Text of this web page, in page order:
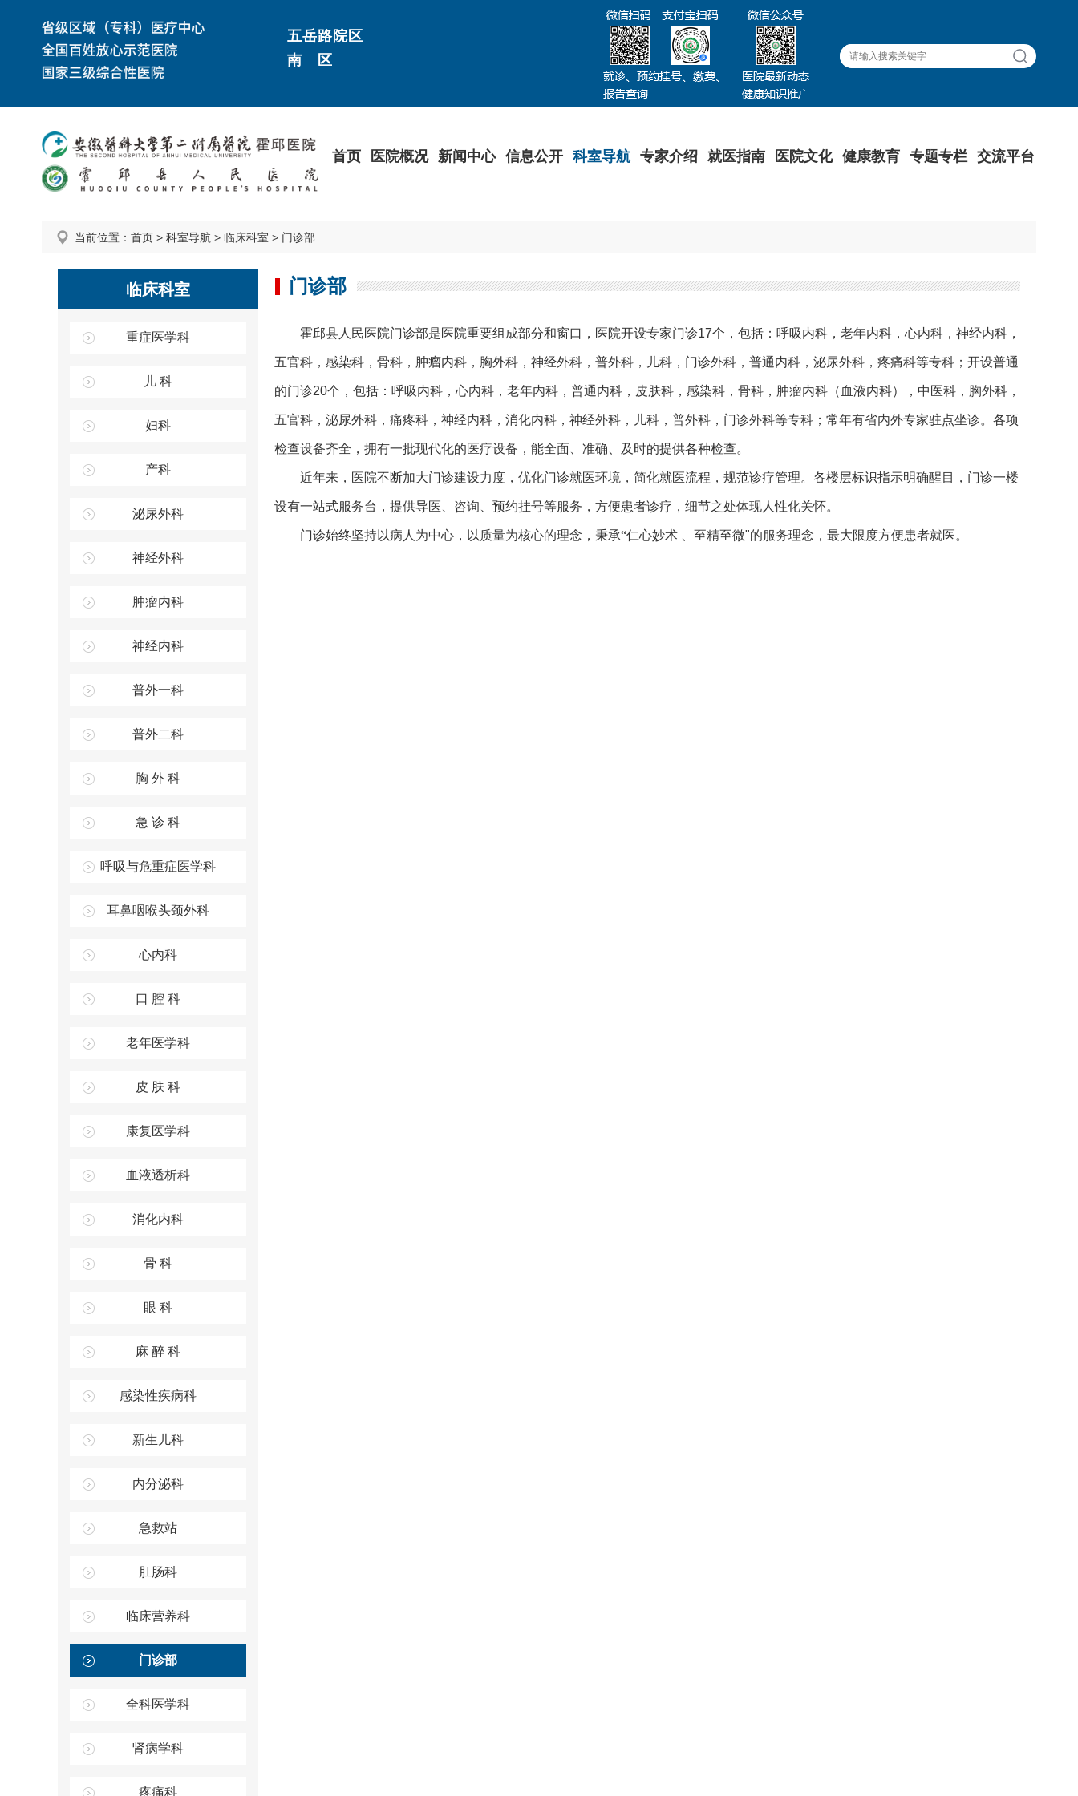
五岳路院区
南 区
首页 医院概况 新闻中心 信息公开 科室导航 专家介绍 就医指南 医院文化 健康教育 专题专栏 交流平台
当前位置： 首页 > 科室导航 > 临床科室 > 门诊部
临床科室
重症医学科
儿 科
妇科
产科
泌尿外科
神经外科
肿瘤内科
神经内科
普外一科
普外二科
胸 外 科
急 诊 科
呼吸与危重症医学科
耳鼻咽喉头颈外科
心内科
口 腔 科
老年医学科
皮 肤 科
康复医学科
血液透析科
消化内科
骨 科
眼 科
麻 醉 科
感染性疾病科
新生儿科
内分泌科
急救站
肛肠科
临床营养科
门诊部
全科医学科
肾病学科
疼痛科
门诊部
霍邱县人民医院门诊部是医院重要组成部分和窗口，医院开设专家门诊17个，包括：呼吸内科，老年内科，心内科，神经内科，
五官科，感染科，骨科，肿瘤内科，胸外科，神经外科，普外科，儿科，门诊外科，普通内科，泌尿外科，疼痛科等专科；开设普通
的门诊20个，包括：呼吸内科，心内科，老年内科，普通内科，皮肤科，感染科，骨科，肿瘤内科（血液内科），中医科，胸外科，
五官科，泌尿外科，痛疼科，神经内科，消化内科，神经外科，儿科，普外科，门诊外科等专科；常年有省内外专家驻点坐诊。各项
检查设备齐全，拥有一批现代化的医疗设备，能全面、准确、及时的提供各种检查。
近年来，医院不断加大门诊建设力度，优化门诊就医环境，简化就医流程，规范诊疗管理。各楼层标识指示明确醒目，门诊一楼
设有一站式服务台，提供导医、咨询、预约挂号等服务，方便患者诊疗，细节之处体现人性化关怀。
门诊始终坚持以病人为中心，以质量为核心的理念，秉承“仁心妙术 、至精至微"的服务理念，最大限度方便患者就医。